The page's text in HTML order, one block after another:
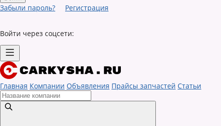
Забыли пароль? Регистрация
Войти через соцсети:
Главная Компании Объявления Прайсы запчастей Статьи